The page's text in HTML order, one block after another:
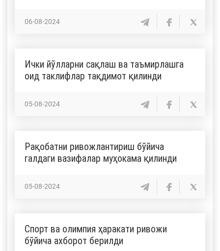
06-08-2024
Ички йўлларни сақлаш ва таъмирлашга
оид таклифлар тақдимот қилинди
05-08-2024
Рақобатни ривожлантириш бўйича
галдаги вазифалар муҳокама қилинди
05-08-2024
Спорт ва олимпия ҳаракати ривожи
бўйича ахборот берилди